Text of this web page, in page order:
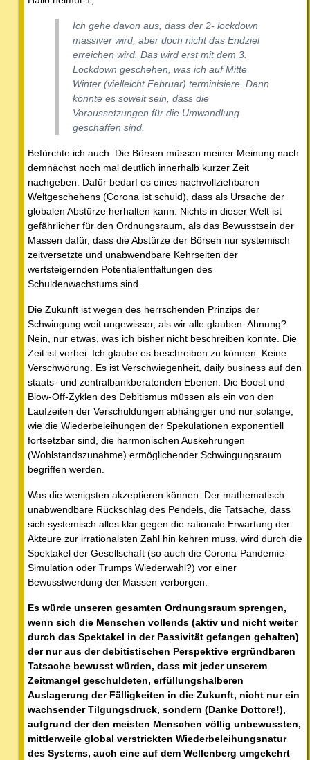
Ich gehe davon aus, dass der 2- lockdown
massiver wird, aber doch nicht das Endziel
erreichen wird. Das wird erst mit dem 3.
Lockdown geschehen, was ich auf Mitte
Winter (vielleicht Februar) terminisiere. Dann
könnte es soweit sein, dass die
Voraussetzungen für die Umwandlung
geschaffen sind.
Befürchte ich auch. Die Börsen müssen meiner Meinung nach
demnächst noch mal deutlich innerhalb kurzer Zeit
nachgeben. Dafür bedarf es eines nachvollziehbaren
Weltgeschehens (Corona ist schuld), dass als Ursache der
globalen Abstürze herhalten kann. Nichts in dieser Welt ist
gefährlicher für den Ordnungsraum, als das Bewusstsein der
Massen dafür, dass die Abstürze der Börsen nur systemisch
zeitversetzte und unabwendbare Kehrseiten der
wertsteigernden Potentialentfaltungen des
Schuldenwachstums sind.
Die Zukunft ist wegen des herrschenden Prinzips der
Schwingung weit ungewisser, als wir alle glauben. Ahnung?
Nein, nur etwas, was ich bisher nicht beschreiben konnte. Die
Zeit ist vorbei. Ich glaube es beschreiben zu können. Keine
Verschwörung. Es ist Verschwiegenheit, daily business auf den
staats- und zentralbankberatenden Ebenen. Die Boost und
Blow-Off-Zyklen des Debitismus müssen als ein von den
Laufzeiten der Verschuldungen abhängiger und nur solange,
wie die Wiederbeleihungen der Spekulationen exponentiell
fortsetzbar sind, die harmonischen Auskehrungen
(Wohlstandszunahme) ermöglichender Schwingungsraum
begriffen werden.
Was die wenigsten akzeptieren können: Der mathematisch
unabwendbare Rückschlag des Pendels, die Tatsache, dass
sich systemisch alles klar gegen die rationale Erwartung der
Akteure zur irrationalsten Zahl hin kehren muss, wird durch die
Spektakel der Gesellschaft (so auch die Corona-Pandemie-
Simulation oder Trumps Wiederwahl?) vor einer
Bewusstwerdung der Massen verborgen.
Es würde unseren gesamten Ordnungsraum sprengen,
wenn sich die Menschen vollends (aktiv und nicht weiter
durch das Spektakel in der Passivität gefangen gehalten)
der nur aus der debitistischen Perspektive ergründbaren
Tatsache bewusst würden, dass mit jeder unserem
Zeitmangel geschuldeten, erfüllungshalberen
Auslagerung der Fälligkeiten in die Zukunft, nicht nur ein
wachsender Tilgungsdruck, sondern (Danke Dottore!),
aufgrund der den meisten Menschen völlig unbewussten,
mittlerweile global verstrickten Wiederbeleihungsnatur
des Systems, auch eine auf dem Wellenberg umgekehrt